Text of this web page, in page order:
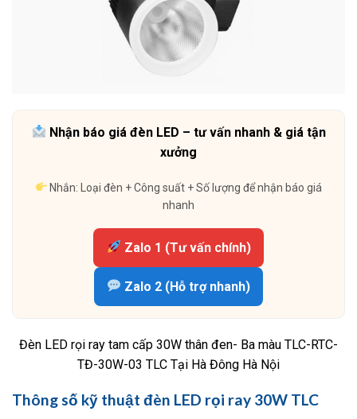
Nhận báo giá đèn LED – tư vấn nhanh & giá tận
xưởng
Nhắn: Loại đèn + Công suất + Số lượng để nhận báo giá
nhanh
Zalo 1 (Tư vấn chính)
Zalo 2 (Hỗ trợ nhanh)
Đèn LED rọi ray tam cấp 30W thân đen- Ba màu TLC-RTC-
TĐ-30W-03 TLC Tại Hà Đông Hà Nội
Thông số kỹ thuật đèn LED rọi ray 30W TLC